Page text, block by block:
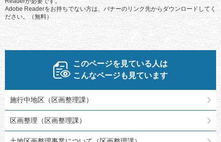
Adobe Readerをお持ちでない方は、バナーのリンク先からダウンロードしてく
ださい。（無料）
このページを見ている人は
こんなページも見ています
施行中地区（区画整理課）
区画整理（区画整理課）